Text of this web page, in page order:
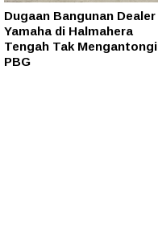
Dugaan Bangunan Dealer
Yamaha di Halmahera
Tengah Tak Mengantongi
PBG